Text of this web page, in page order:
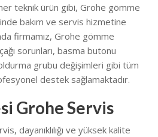
teknik ürün gibi, Grohe gömme
bakım ve servis hizmetine
firmamız, Grohe gömme
sorunları, basma butonu
grubu değişimleri gibi tüm
destek sağlamaktadır.
Grohe Servis
dayanıklılığı ve yüksek kalite